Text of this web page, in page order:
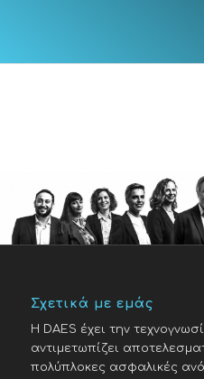
Σχετικά με εμάς
H DAES έχει την
αντιμετωπίζει
πολύπλοκες ασφαλικές